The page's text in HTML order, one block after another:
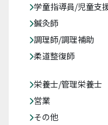
学童指導員/児童支
鍼灸師
調理師/調理補助
柔道整復師
栄養士/管理栄養士
営業
その他